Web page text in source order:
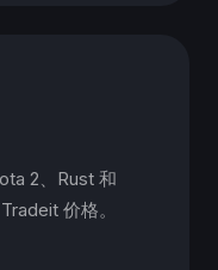
2、Rust 和
价格。